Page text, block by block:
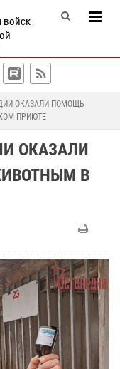
войск
ОКАЗАЛИ ПОМОЩЬ
ПРИЮТЕ
ОКАЗАЛИ
В